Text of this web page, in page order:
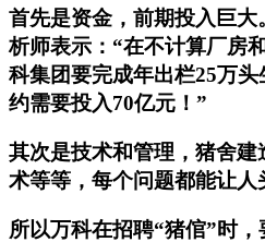
首先是资金，前期投入巨
析师表示：“在不计算厂房
科集团要完成年出栏25万
约需要投入70亿元！”
其次是技术和管理，猪舍
术等等，每个问题都能让人
所以万科在招聘“猪倌”时